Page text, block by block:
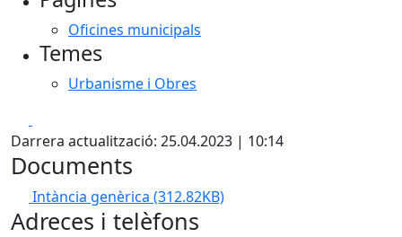
Oficines municipals
Temes
Urbanisme i Obres
Darrera actualització: 25.04.2023 | 10:14
Documents
Intància genèrica (312.82KB)
Adreces i telèfons